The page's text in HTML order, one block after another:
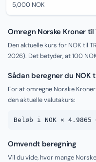
5,000 NOK
Omregn Norske Kroner til
Den aktuelle kurs for NOK til
2026). Det betyder, at 100
Sådan beregner du NOK
For at omregne Norske
den aktuelle valutakurs:
Beløb i NOK × 4.9865
Omvendt beregning
Vil du vide, hvor mange